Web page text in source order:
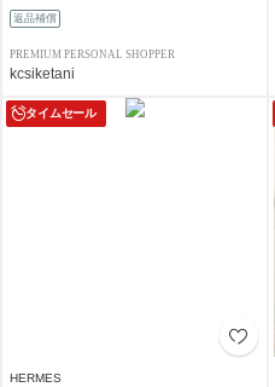
返品補償
PREMIUM PERSONAL SHOPPER
kcsiketani
タイムセール
HERMES